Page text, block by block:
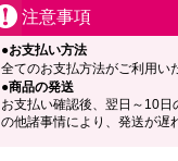
注意事項
●お支払い方法
全てのお支払方法がご利用い
●商品の発送
お支払い確認後、翌日～10
の他諸事情により、発送が遅